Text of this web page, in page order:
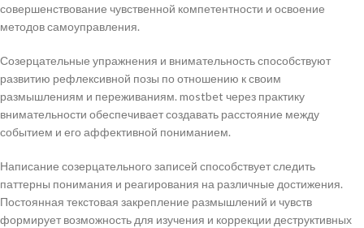
совершенствование чувственной компетентности и освоение
методов самоуправления.
Созерцательные упражнения и внимательность способствуют
развитию рефлексивной позы по отношению к своим
размышлениям и переживаниям. mostbet через практику
внимательности обеспечивает создавать расстояние между
событием и его аффективной пониманием.
Написание созерцательного записей способствует следить
паттерны понимания и реагирования на различные достижения.
Постоянная текстовая закрепление размышлений и чувств
формирует возможность для изучения и коррекции деструктивных